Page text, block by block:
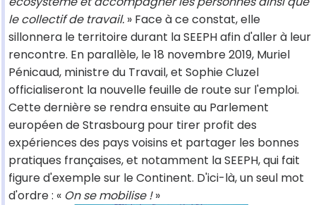
le collectif de travail. » Face à ce constat, elle
sillonnera le territoire durant la SEEPH afin d'aller à leur
rencontre. En parallèle, le 18 novembre 2019, Muriel
Pénicaud, ministre du Travail, et Sophie Cluzel
officialiseront la nouvelle feuille de route sur l'emploi.
Cette dernière se rendra ensuite au Parlement
européen de Strasbourg pour tirer profit des
expériences des pays voisins et partager les bonnes
pratiques françaises, et notamment la SEEPH, qui fait
figure d'exemple sur le Continent. D'ici-là, un seul mot
d'ordre : « On se mobilise !»